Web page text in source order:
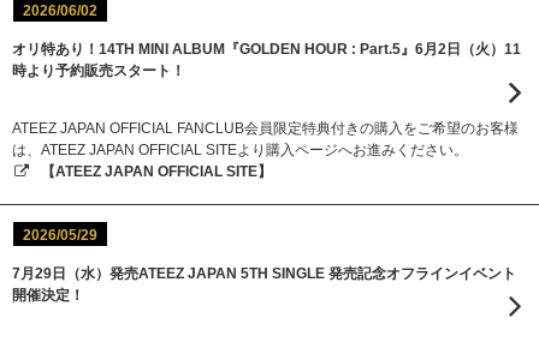
2026/06/02
オリ特あり！14TH MINI ALBUM『GOLDEN HOUR : Part.5』6月2日（火）11
時より予約販売スタート！
ATEEZ JAPAN OFFICIAL FANCLUB会員限定特典付きの購入をご希望のお客様
は、ATEEZ JAPAN OFFICIAL SITEより購入ページへお進みください。
【ATEEZ JAPAN OFFICIAL SITE】
2026/05/29
7月29日（水）発売ATEEZ JAPAN 5TH SINGLE 発売記念オフラインイベント
開催決定！